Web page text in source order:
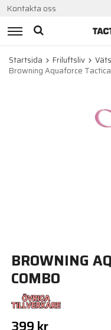
Kontakta oss
Startsida Friluftsliv
Browning Aquaforce
BROWNING
COMBO